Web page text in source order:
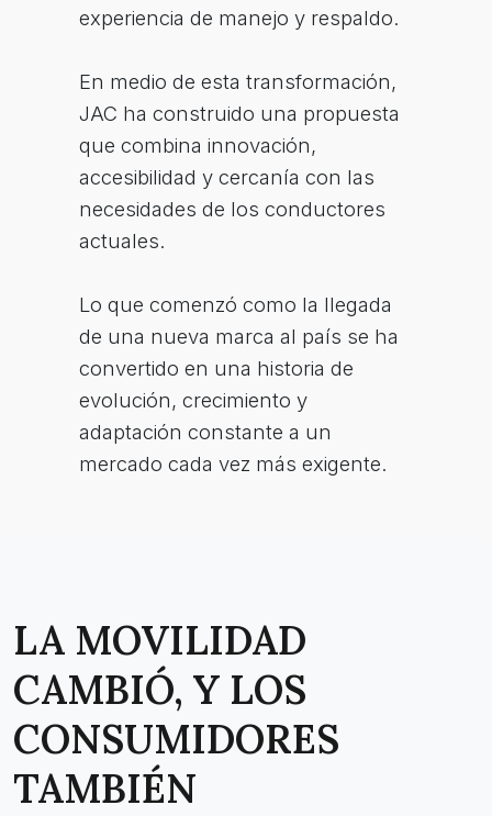
experiencia de manejo y respaldo.
En medio de esta transformación,
JAC ha construido una propuesta
que combina innovación,
accesibilidad y cercanía con las
necesidades de los conductores
actuales.
Lo que comenzó como la llegada
de una nueva marca al país se ha
convertido en una historia de
evolución, crecimiento y
adaptación constante a un
mercado cada vez más exigente.
LA MOVILIDAD
CAMBIÓ, Y LOS
CONSUMIDORES
TAMBIÉN